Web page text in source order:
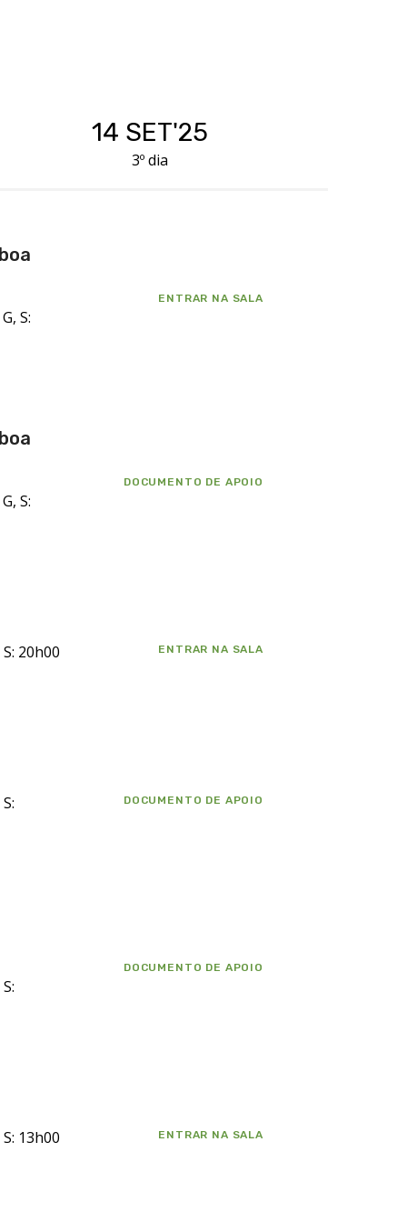
14 SET'25
3º dia
S:
ENTRAR NA SALA
S:
DOCUMENTO DE APOIO
20h00 ENTRAR NA SALA
DOCUMENTO DE APOIO
DOCUMENTO DE APOIO
13h00 ENTRAR NA SALA